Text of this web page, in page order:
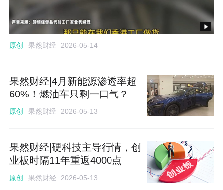
原创 果然财经 2026-05-14
​果然财经|4月新能源渗透率超
60%！燃油车只剩一口气？
原创 果然财经 2026-05-13
果然财经|硬科技主导行情，创
业板时隔11年重返4000点
原创 果然财经 2026-05-13